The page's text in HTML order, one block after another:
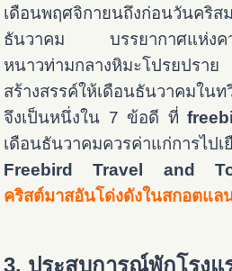
เดือนพฤศจิกายนถึงก่อนวันค
ธันวาคม บรรยากาศแห่งคว
หนาวท่ามกลางหิมะโปรย
สร้างสรรค์ให้เดือนธันวาคมใน
จึงเป็นหนึ่งใน 7 ข้อดี ที่
เดือนธันวาคมควรค่าแก่การไป
Freebird Travel and
คริสต์มาสอันโด่งดังในสกอตแล
3. ประสบการณ์พักโรง